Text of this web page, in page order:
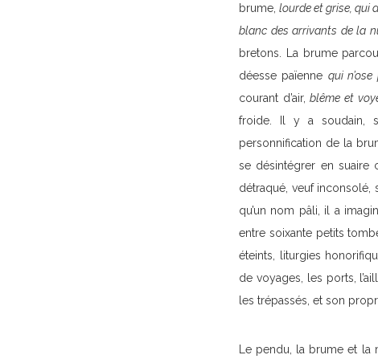
brume,lourde et grise, qui
blanc des arrivants de la
bretons. La brume
déesse païenne qui
courant d’air,blême et
froide. Il y a soudain,
personnification de la
se désintégrer en suaire
détraqué, veuf inconsolé,
qu’un nom pâli, il a
entre soixante petits
éteints, liturgies
de voyages, les ports,
les trépassés, et son
Le pendu, la brume et